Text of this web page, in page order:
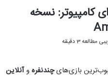
کامپیوتر: نسخه
مطالعه 3 دقیقه
بازی‌هایچندنفرهوآنلاین